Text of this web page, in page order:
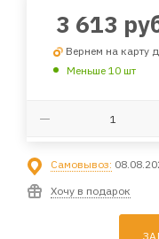
3 613
Вернем на карту
Меньше 10 шт
Самовывоз:
Хочу в подарок